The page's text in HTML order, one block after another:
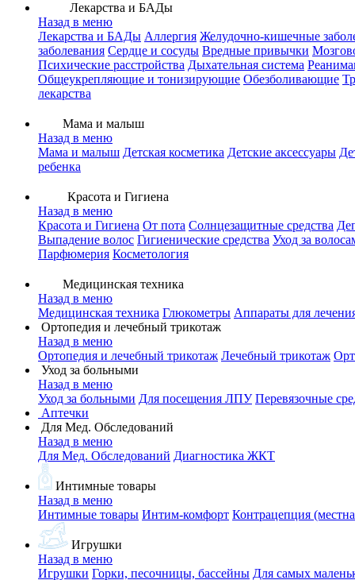
Лекарства и БАДы
Назад в меню
Лекарства и БАДы Аллергия Желудочно-кишечные
заболевания Сердце и сосуды Вредные привычки
Психические расстройства Дыхательная система
Общеукрепляющие и тонизирующие Обезболивающие
лекарства
Мама и малыш
Назад в меню
Мама и малыш Детская косметика Детские аксессуары
ребенка
Красота и Гигиена
Назад в меню
Красота и Гигиена От пота Солнцезащитные средства
Выпадение волос Гигиенические средства Уход за
Парфюмерия Косметология
Медицинская техника
Назад в меню
Медицинская техника Глюкометры Аппараты для
Ортопедия и лечебный трикотаж
Назад в меню
Ортопедия и лечебный трикотаж Лечебный трикотаж
Уход за больными
Назад в меню
Уход за больными Для посещения ЛПУ Перевязочные
Аптечки
Для Мед. Обследований
Назад в меню
Для Мед. Обследований Диагностика ЖКТ
Интимные товары
Назад в меню
Интимные товары Интим-комфорт Контрацепция
Игрушки
Назад в меню
Игрушки Горки, песочницы, бассейны Для самых